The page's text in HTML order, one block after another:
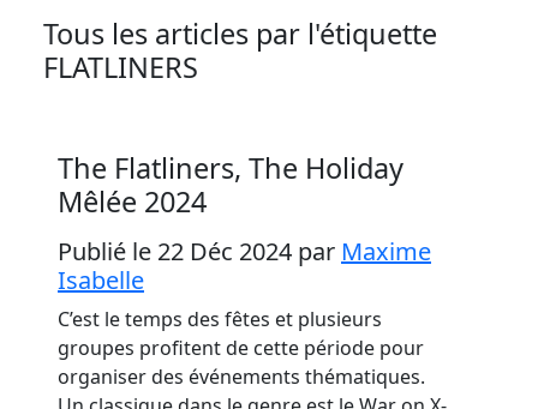
CrewTous les articles par l'étiquette
FLATLINERS
The Flatliners, The Holiday
Mêlée 2024
Publié le 22 Déc 2024 par Maxime
Isabelle
C’est le temps des fêtes et plusieurs
groupes profitent de cette période pour
organiser des événements thématiques.